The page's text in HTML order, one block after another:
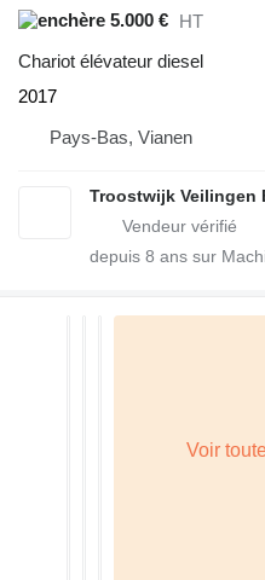
5.000 € HT
Chariot élévateur diesel
2017
Pays-Bas, Vianen
Troostwijk Veilingen
depuis 8 ans sur